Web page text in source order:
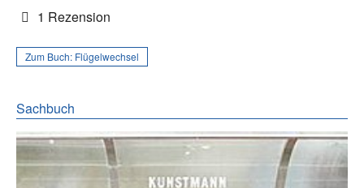
1 Rezension
Zum Buch: Flügelwechsel
Sachbuch